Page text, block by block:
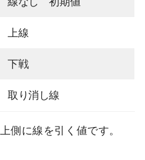
上線
下戦
取り消し線
側に線を引く値です。